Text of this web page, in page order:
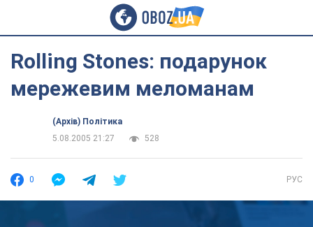
Rolling Stones: подарунок
мережевим меломанам
(Архів) Політика
5.08.2005 21:27
528
0 РУС